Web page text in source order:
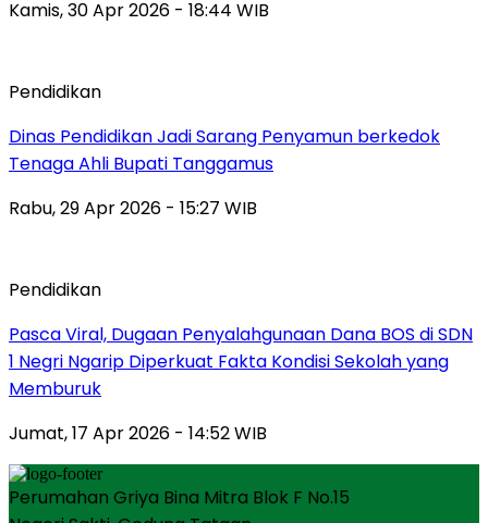
Kamis, 30 Apr 2026 - 18:44 WIB
Pendidikan
Dinas Pendidikan Jadi Sarang Penyamun berkedok
Tenaga Ahli Bupati Tanggamus
Rabu, 29 Apr 2026 - 15:27 WIB
Pendidikan
Pasca Viral, Dugaan Penyalahgunaan Dana BOS di SDN
1 Negri Ngarip Diperkuat Fakta Kondisi Sekolah yang
Memburuk
Jumat, 17 Apr 2026 - 14:52 WIB
Perumahan Griya Bina Mitra Blok F No.15